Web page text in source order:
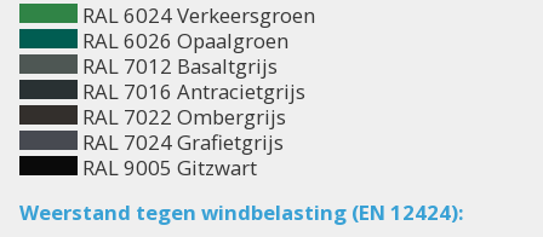
RAL 6024 Verkeersgroen
RAL 6026 Opaalgroen
RAL 7012 Basaltgrijs
RAL 7016 Antracietgrijs
RAL 7022 Ombergrijs
RAL 7024 Grafietgrijs
RAL 9005 Gitzwart
Weerstand tegen windbelasting (EN 12424):